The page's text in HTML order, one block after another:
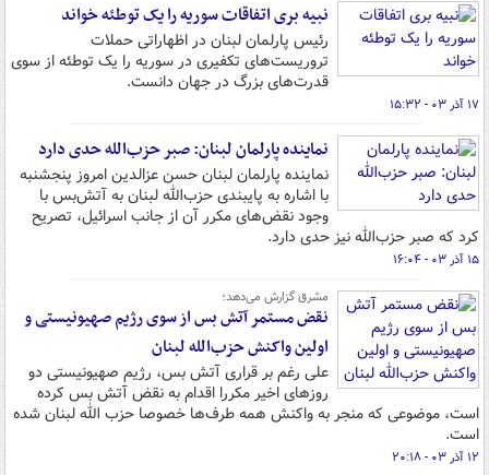
نبیه بری اتفاقات سوریه را یک توطئه خواند
رئیس پارلمان لبنان در اظهاراتی حملات
تروریست‌های تکفیری در سوریه را یک توطئه از سوی
قدرت‌های بزرگ در جهان دانست.
۱۷ آذر ۰۳ - ۱۵:۳۲
نماینده پارلمان لبنان: صبر حزب‌الله حدی دارد
نماینده پارلمان لبنان حسن عزالدین امروز پنجشنبه
با اشاره به پایبندی حزب‌الله لبنان به آتش‌بس با
وجود نقض‌های مکرر آن از جانب اسرائیل، تصریح
کرد که صبر حزب‌الله نیز حدی دارد.
۱۵ آذر ۰۳ - ۱۶:۰۴
مشرق گزارش می‌دهد؛
نقض مستمر آتش بس از سوی رژیم صهیونیستی و
اولین واکنش حزب‌الله لبنان
علی رغم بر قراری آتش بس، رژیم صهیونیستی دو
روزهای اخیر مکررا اقدام به نقض آتش بس کرده
است، موضوعی که منجر به واکنش همه طرف‌ها خصوصا حزب الله لبنان شده
است.
۱۲ آذر ۰۳ - ۲۰:۱۸